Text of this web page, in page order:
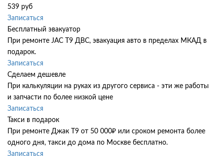
539 руб
Записаться
Бесплатный эвакуатор
При ремонте JAC T9 ДВС, эвакуация авто в пределах МКАД в
подарок.
Записаться
Сделаем дешевле
При калькуляции на руках из другого сервиса - эти же работы
и запчасти по более низкой цене
Записаться
Такси в подарок
При ремонте Джак Т9 от 50 000₽ или сроком ремонта более
одного дня, такси до дома по Москве бесплатно.
Записаться